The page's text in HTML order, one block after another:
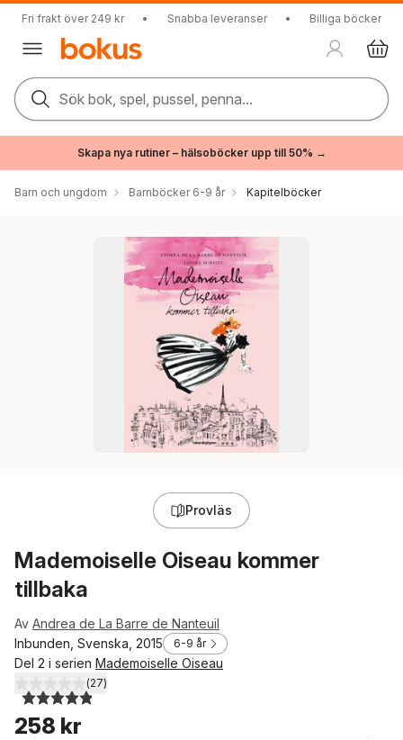
Fri frakt över 249 kr • Snabba leveranser • Billiga böcker
Sök bok, spel, pussel, penna...
Skapa nya rutiner – hälsoböcker upp till 50% →
Barn och ungdom Barnböcker 6-9 år Kapitelböcker
Provläs
Mademoiselle Oiseau kommer
tillbaka
Av Andrea de La Barre de Nanteuil
Inbunden, Svenska, 2015
6-9 år
Del 2 i serien Mademoiselle Oiseau
4,9utav 5 stjärnor. Totalt antal röster:
(27)
258 kr